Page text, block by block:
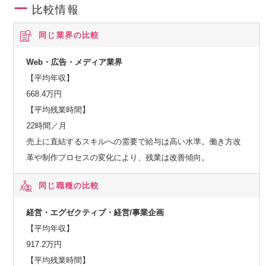
比較情報
同じ業界の比較
Web・広告・メディア業界
【平均年収】
668.4万円
【平均残業時間】
22時間／月
売上に直結するスキルへの需要で給与は高い水準。働き方改
革や制作プロセスの変化により、残業は改善傾向。
同じ職種の比較
経営・エグゼクティブ・経営/事業企画
【平均年収】
917.2万円
【平均残業時間】